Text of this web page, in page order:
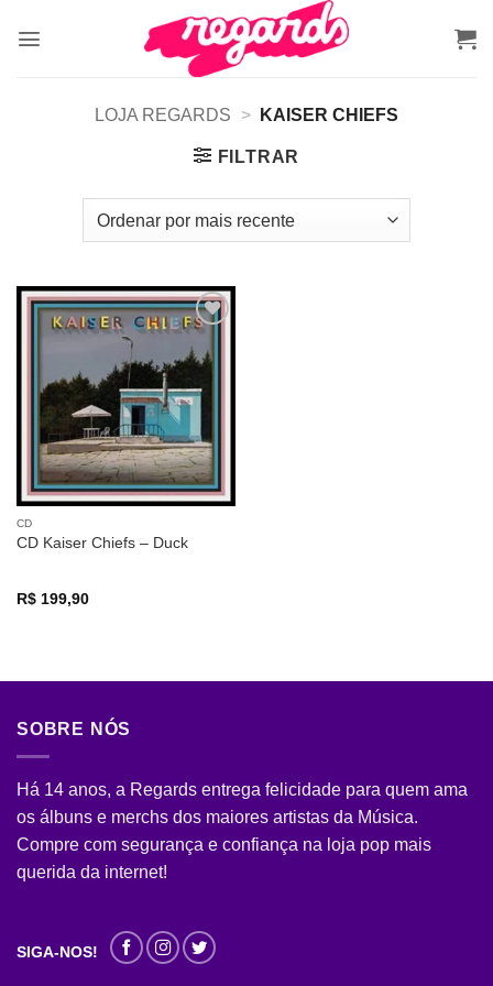
LOJA REGARDS > KAISER CHIEFS
FILTRAR
a lista de
desejos
CD
CD Kaiser Chiefs – Duck
R$199,90
SOBRE NÓS
Há 14 anos, a Regards entrega felicidade para quem ama
os álbuns e merchs dos maiores artistas da Música.
Compre com segurança e confiança na loja pop mais
querida da internet!
SIGA-NOS!